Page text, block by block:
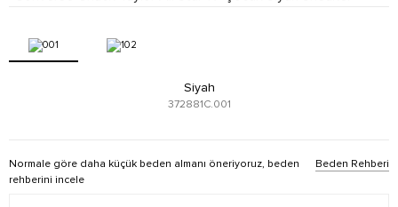
Siyah
372881C.001
Normale göre daha küçük beden almanı öneriyoruz, beden
rehberini incele
Beden Rehberi